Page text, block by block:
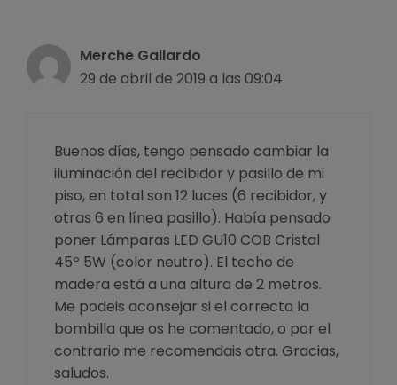
Merche Gallardo
29 de abril de 2019 a las 09:04
Buenos días, tengo pensado cambiar la
iluminación del recibidor y pasillo de mi
piso, en total son 12 luces (6 recibidor, y
otras 6 en línea pasillo). Había pensado
poner Lámparas LED GU10 COB Cristal
45º 5W (color neutro). El techo de
madera está a una altura de 2 metros.
Me podeis aconsejar si el correcta la
bombilla que os he comentado, o por el
contrario me recomendais otra. Gracias,
saludos.